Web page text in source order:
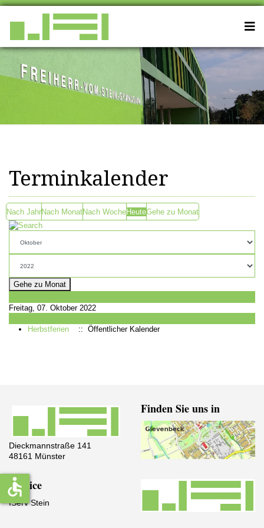
Terminkalender
Nach JahrNach MonatNach WocheHeuteGehe zu Monat
Gehe zu Monat
Freitag, 07. Oktober 2022
Herbstferien
:: Öffentlicher Kalender
Dieckmannstraße 141
48161 Münster
Finden Sie uns in
Service
IServ Stein
accessible